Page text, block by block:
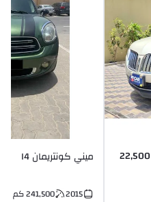
ميني كونتريمان I4
2015
241,500 كم